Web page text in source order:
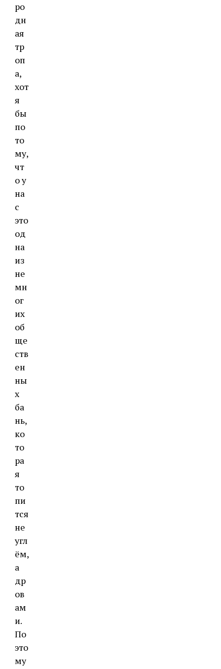
ро
дн
ая
тр
оп
а,
хот
я
бы
по
то
му,
чт
о у
на
с
это
од
на
из
не
мн
ог
их
об
ще
ств
ен
ны
х
ба
нь,
ко
то
ра
я
то
пи
тся
не
угл
ём,
а
др
ов
ам
и.
По
это
му